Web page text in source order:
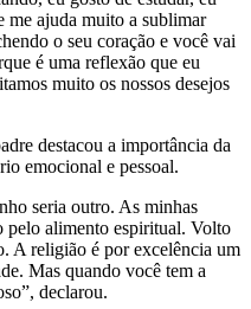
me ajuda muito a sublimar
o seu coração e você vai
é uma reflexão que eu
muito os nossos desejos
destacou a importância da
emocional e pessoal.
seria outro. As minhas
pelo alimento espiritual. Volto
A religião é por excelência um
Mas quando você tem a
declarou.